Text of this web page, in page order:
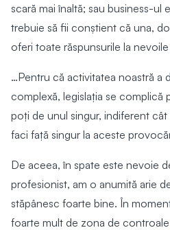
scară mai înaltă; sau business-
trebuie să fii conștient că una,
oferi toate răspunsurile la
…Pentru că activitatea noastră a
complexă, legislația se
poți de unul singur, indiferent
faci față singur la aceste
De aceea, în spate este nevoie
profesionist, am o anumită arie
stăpânesc foarte bine. În
foarte mult de zona de controale